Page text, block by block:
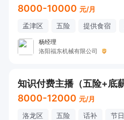
8000-10000 元/月
孟津区 五险 提供食宿
杨经理
洛阳福东机械有限公司
8000-12000 元/月
洛龙区 五险 话补 节